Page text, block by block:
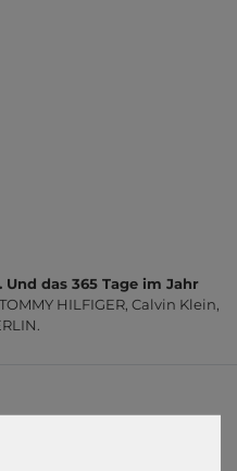
das 365 Tage im Jahr
HILFIGER, Calvin Klein,